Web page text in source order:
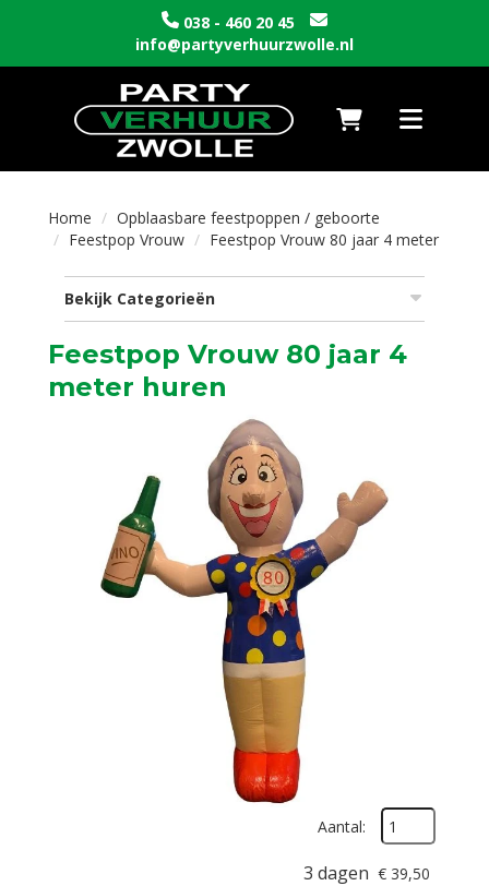
038 - 460 20 45
info@partyverhuurzwolle.nl
Naar winkelwagen
Toggle
Home
Opblaasbare feestpoppen / geboorte
Feestpop Vrouw
Feestpop Vrouw 80 jaar 4 meter
Bekijk Categorieën
Feestpop Vrouw 80 jaar 4
meter huren
Aantal:
3 dagen € 39,50